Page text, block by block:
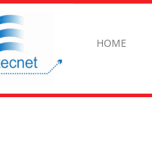
HOME